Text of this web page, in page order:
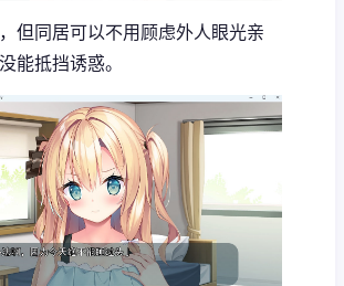
但同居可以不用顾虑外人眼光亲
能抵挡诱惑。